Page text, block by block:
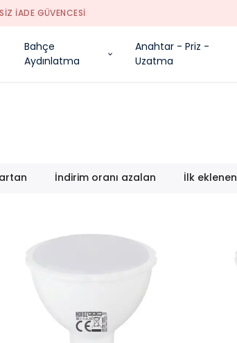
İADE GÜVENCESİ
Bahçe
Aydınlatma
Anahtar - Priz -
Uzatma
İndirim oranı azalan İlk eklenen